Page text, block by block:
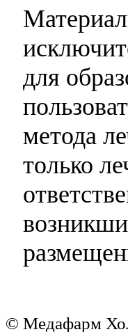
для
метода
только
© Медафарм